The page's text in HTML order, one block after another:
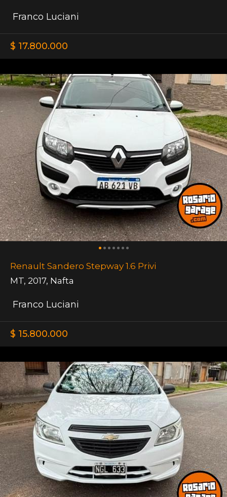
Franco Luciani
$ 17.800.000
Renault Sandero Stepway 1.6 Privi
MT, 2017, Nafta
Franco Luciani
$ 15.800.000